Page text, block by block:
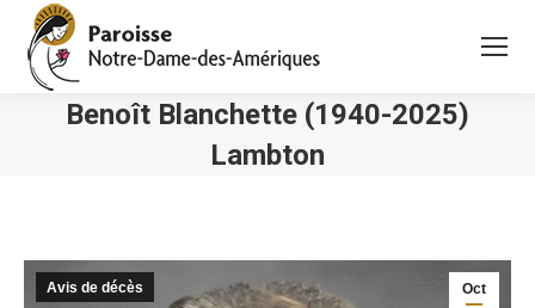
Benoît Blanchette (1940-2025)
Lambton
Oct
Avis de décès